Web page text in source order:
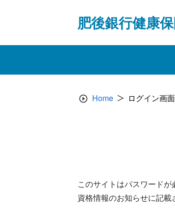
肥後銀行健康
Home ログイン画面
このサイトはパスワードが
資格情報のお知らせに記載